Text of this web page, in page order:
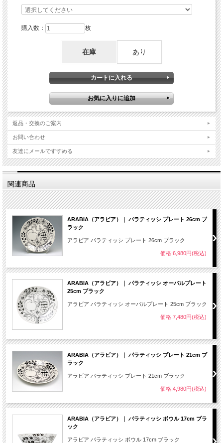
購入数： 枚
在庫 あり
返品・交換のご案内
お問い合わせ
友達にメールですすめる
関連商品
ARABIA（アラビア）｜ パラティッシ プレート 26cm ブ
ラック
アラビア パラティッシ プレート 26cm ブラック
価格:6,980円(税込)
ARABIA（アラビア）｜ パラティッシ オーバルプレート
25cm ブラック
アラビア パラティッシ オーバルプレート 25cm ブラック
価格:7,480円(税込)
ARABIA（アラビア）｜ パラティッシ プレート 21cm ブ
ラック
アラビア パラティッシ プレート 21cm ブラック
価格:4,980円(税込)
ARABIA（アラビア）｜ パラティッシ ボウル 17cm ブラ
ック
アラビア パラティッシ ボウル 17cm ブラック